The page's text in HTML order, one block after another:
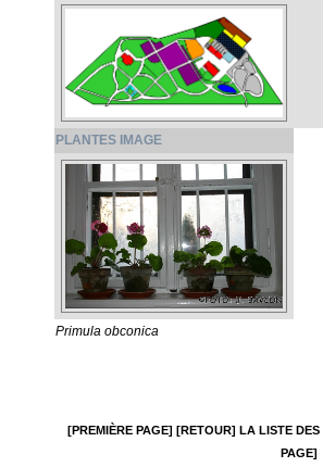
PLANTES IMAGE
Primula obconica
[PREMIÈRE PAGE] [RETOUR] LA LISTE DES
PAGE]